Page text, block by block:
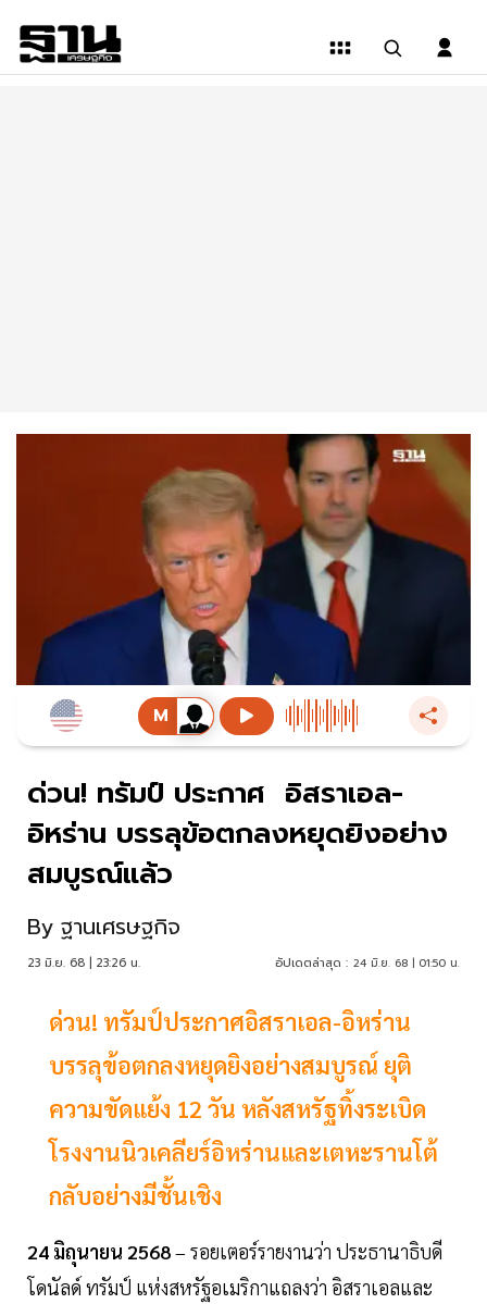
ด่วน! ทรัมป์ ประกาศ อิสราเอล-
อิหร่าน บรรลุข้อตกลงหยุดยิงอย่าง
สมบูรณ์แล้ว
By ฐานเศรษฐกิจ
23 มิ.ย. 68 | 23:26 น. อัปเดตล่าสุด : 24 มิ.ย. 68 | 01:50 น.
ด่วน! ทรัมป์ประกาศอิสราเอล-อิหร่าน
บรรลุข้อตกลงหยุดยิงอย่างสมบูรณ์ ยุติ
ความขัดแย้ง 12 วัน หลังสหรัฐทิ้งระเบิด
โรงงานนิวเคลียร์อิหร่านและเตหะรานโต้
กลับอย่างมีชั้นเชิง
24 มิถุนายน 2568– รอยเตอร์รายงานว่า ประธานาธิบดี
โดนัลด์ ทรัมป์ แห่งสหรัฐอเมริกาแถลงว่า อิสราเอลและ